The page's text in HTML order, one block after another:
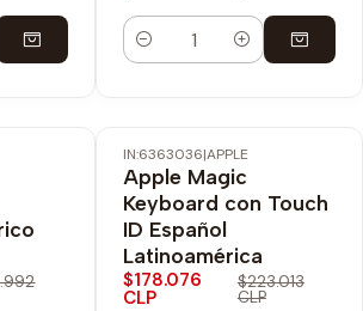
Cantidad
-20% OFF
Envío Gratis
IN:6363036|APPLE
Apple Magic
Keyboard con Touch
ID Español
Latinoamérica
$178.076
CLP
$223.013
CLP